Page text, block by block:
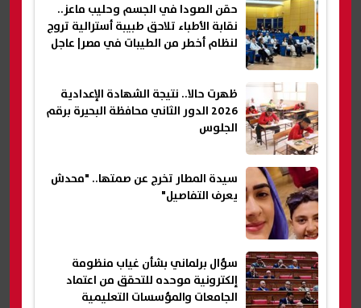
حقن الصودا في الجسم وحليب ماعز..
نقابة الأطباء تلاحق طبيبة أسترالية تروج
لنظام أخطر من الطيبات في مصر| عاجل
ظهرت حالا.. نتيجة الشهادة الإعدادية
2026 الدور الثاني محافظة البحيرة برقم
الجلوس
سيدة المطار تخرج عن صمتها.. "محدش
يعرف التفاصيل"
سؤال برلماني بشأن غياب منظومة
إلكترونية موحده للتحقق من اعتماد
الجامعات والمؤسسات التعليمية